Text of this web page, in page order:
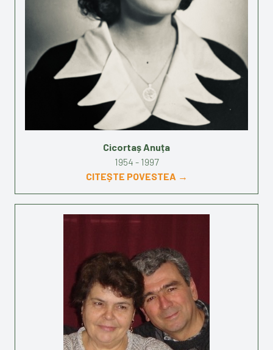
Cicortaș Anuța
1954 - 1997
CITEȘTE POVESTEA →